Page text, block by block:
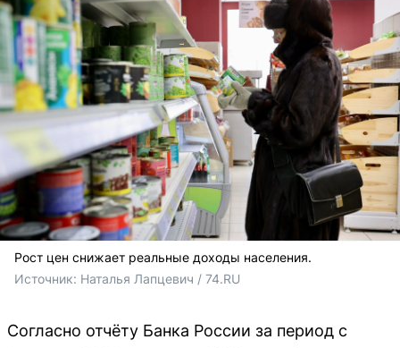
Рост цен снижает реальные доходы населения.
Источник: Наталья Лапцевич / 74.RU
Согласно отчёту Банка России за период с